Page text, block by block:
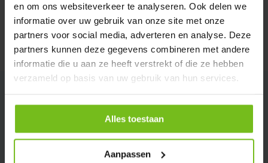
en om ons websiteverkeer te analyseren. Ook delen we
informatie over uw gebruik van onze site met onze
partners voor social media, adverteren en analyse. Deze
partners kunnen deze gegevens combineren met andere
informatie die u aan ze heeft verstrekt of die ze hebben
verzameld op basis van uw gebruik van hun services.
Alles toestaan
Aanpassen
Reviews
Delen